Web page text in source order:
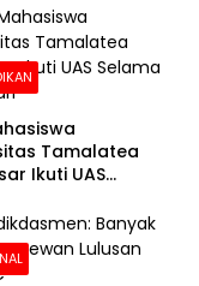
Tamalatea
Ikuti UAS